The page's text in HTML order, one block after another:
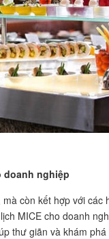
doanh nghiệp
còn kết hợp với các
MICE cho doanh
thư giãn và khám phá